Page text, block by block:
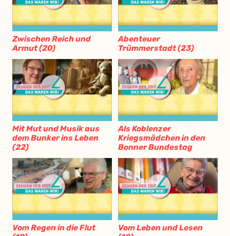
Zwischen Reich und
Armut (20)
Abenteuer
Trümmerstadt (23)
Mit Mut und Musik aus
dem Bunker ins Leben
(22)
Als Koblenzer
Kriegsmädchen in den
Bonner Bundestag
Vom Regen in die Flut
Vom Leben und Lesen